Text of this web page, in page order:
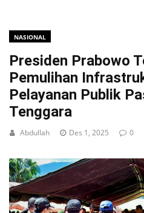
NASIONAL
Presiden Prabowo
Pemulihan
Pelayanan Publik
Tenggara
Abdullah Des 1, 2025 0